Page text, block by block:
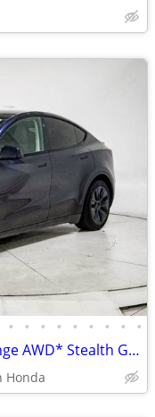
• • • • • • • • •
2024 *Tesla* *Model Y* *Long Range AWD* Stealth Gray
Honda